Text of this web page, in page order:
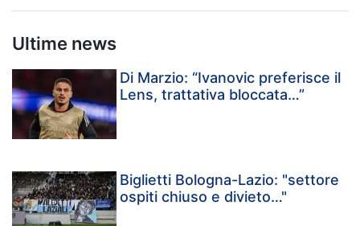
Ultime news
Di Marzio: “Ivanovic preferisce il
Lens, trattativa bloccata…”
Biglietti Bologna-Lazio: "settore
ospiti chiuso e divieto…"